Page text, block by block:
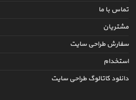
تماس با ما
مشتریان
سفارش طراحی سایت
استخدام
دانلود کاتالوگ طراحی سایت